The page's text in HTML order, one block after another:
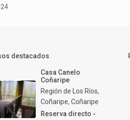
destacados
Casa Canelo
Coñaripe
Región de Los Ríos,
Coñaripe,Coñaripe
Reserva directo -